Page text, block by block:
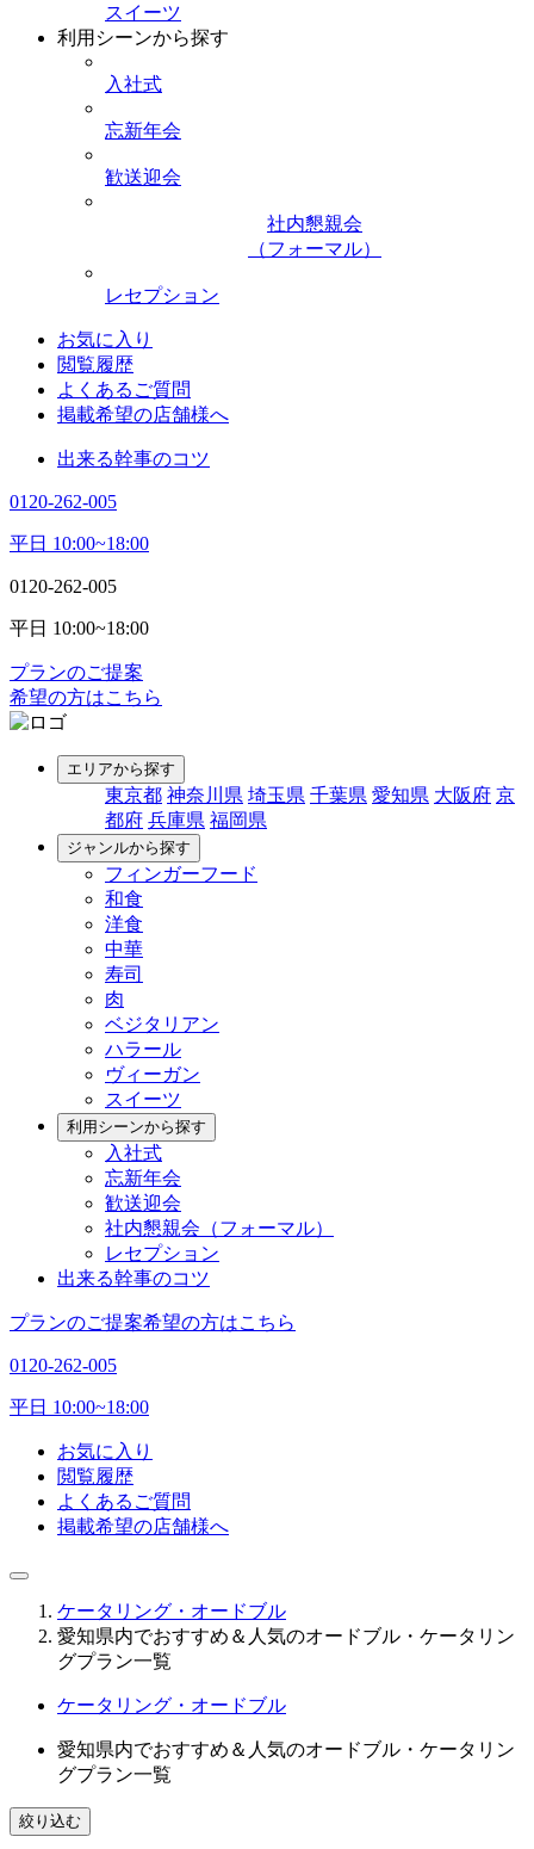
スイーツ
利用シーンから探す
入社式
忘新年会
歓送迎会
社内懇親会
（フォーマル）
レセプション
お気に入り
閲覧履歴
よくあるご質問
掲載希望の店舗様へ
出来る幹事のコツ
0120-262-005
平日 10:00~18:00
0120-262-005
平日 10:00~18:00
プランのご提案
希望の方はこちら
エリアから探す
東京都 神奈川県 埼玉県 千葉県 愛知県 大阪府 京
都府 兵庫県 福岡県
ジャンルから探す
フィンガーフード
和食
洋食
中華
寿司
肉
ベジタリアン
ハラール
ヴィーガン
スイーツ
利用シーンから探す
入社式
忘新年会
歓送迎会
社内懇親会（フォーマル）
レセプション
出来る幹事のコツ
プランのご提案希望の方はこちら
0120-262-005
平日 10:00~18:00
お気に入り
閲覧履歴
よくあるご質問
掲載希望の店舗様へ
ケータリング・オードブル
愛知県内でおすすめ＆人気のオードブル・ケータリン
グプラン一覧
ケータリング・オードブル
愛知県内でおすすめ＆人気のオードブル・ケータリン
グプラン一覧
絞り込む